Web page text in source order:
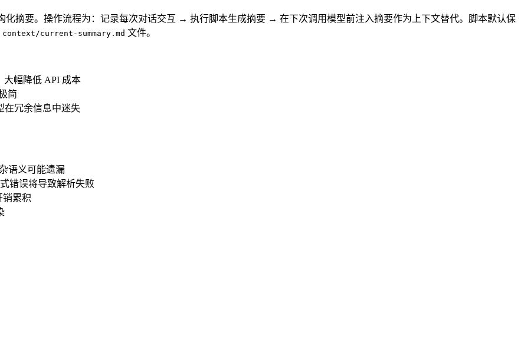
化摘要。操作流程为：记录每次对话交互 → 执行脚本生成摘要 → 在下次调用模型前注入摘要作为上下文替代。脚本默认保
context/current-summary.md 文件。
大幅降低 API 成本
简
在冗余信息中迷失
语义可能遗漏
错误将导致解析失败
销累积